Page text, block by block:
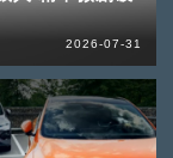
2026-07-31